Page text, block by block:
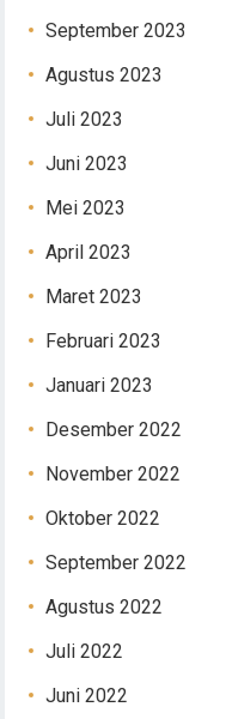
September 2023
Agustus 2023
Juli 2023
Juni 2023
Mei 2023
April 2023
Maret 2023
Februari 2023
Januari 2023
Desember 2022
November 2022
Oktober 2022
September 2022
Agustus 2022
Juli 2022
Juni 2022